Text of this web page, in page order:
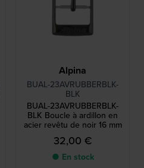
Alpina
BUAL-23AVRUBBERBLK-
BLK
BUAL-23AVRUBBERBLK-
BLK Boucle à ardillon en
acier revêtu de noir 16 mm
32,00 €
● En stock